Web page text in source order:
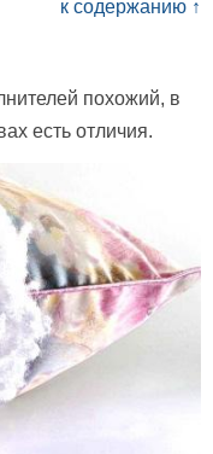
к содержанию ↑
похожий, в
есть отличия.